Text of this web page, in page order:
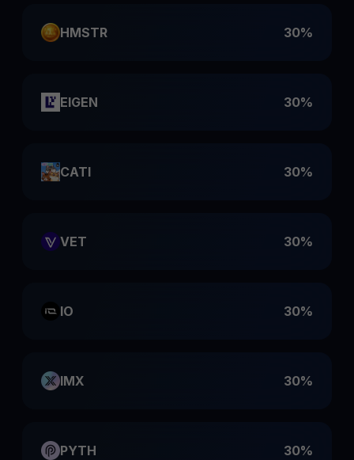
HMSTR 30%
EIGEN 30%
CATI 30%
VET 30%
IO 30%
IMX 30%
PYTH 30%